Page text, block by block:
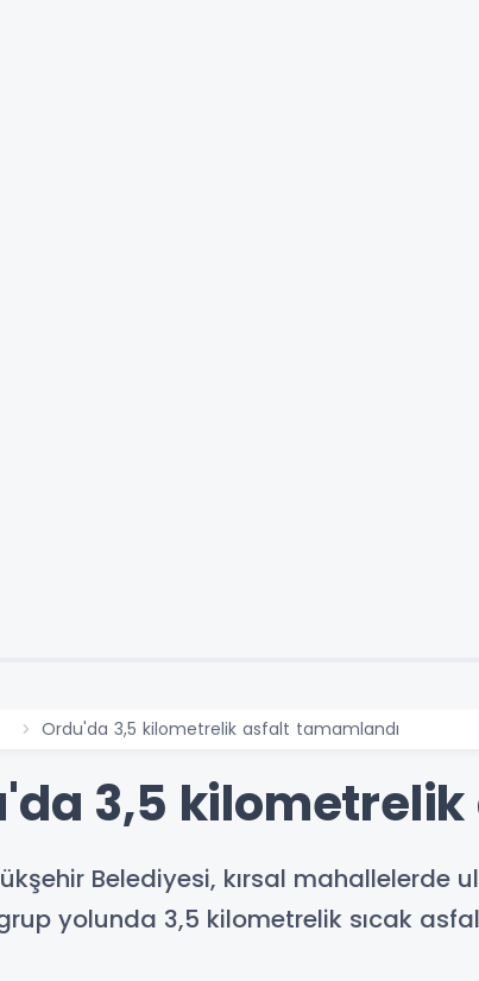
Ordu'da 3,5 kilometrelik asfalt tamamlandı
3,5
Belediyesi, kırsal mahallelerde
yolunda 3,5 kilometrelik sıcak